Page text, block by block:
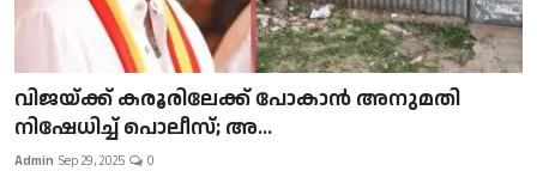
വിജയ്ക്ക് കരൂരിലേക്ക് പോകാൻ അനുമതി
നിഷേധിച്ച് പൊലീസ്; അ...
Admin Sep 29, 2025 0